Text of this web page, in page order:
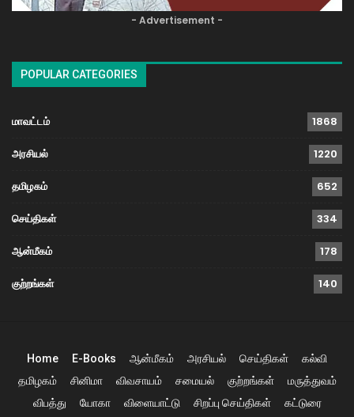
- Advertisement -
POPULAR CATEGORIES
மாவட்டம் 1868
அரசியல் 1220
தமிழகம் 652
செய்திகள் 334
ஆன்மீகம் 178
குற்றங்கள் 140
Home E-Books ஆன்மீகம் அரசியல் செய்திகள்
கல்வி
தமிழகம்
சினிமா விவசாயம் சமையல் குற்றங்கள்
மருத்துவம்
விபத்து
யோகா விளையாட்டு சிறப்பு செய்திகள் கட்டுரை